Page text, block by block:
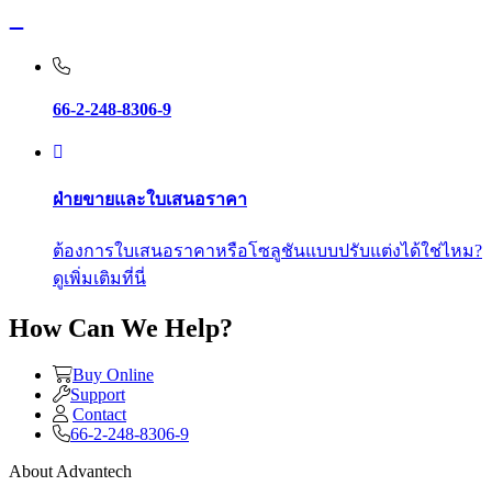
66-2-248-8306-9
ฝ่ายขายและใบเสนอราคา
ต้องการใบเสนอราคาหรือโซลูชันแบบปรับแต่งได้ใช่ไหม?
ดูเพิ่มเติมที่นี่
How Can We Help?
Buy Online
Support
Contact
66-2-248-8306-9
About Advantech